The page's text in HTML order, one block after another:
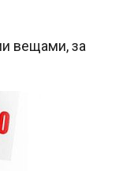
вещами, за